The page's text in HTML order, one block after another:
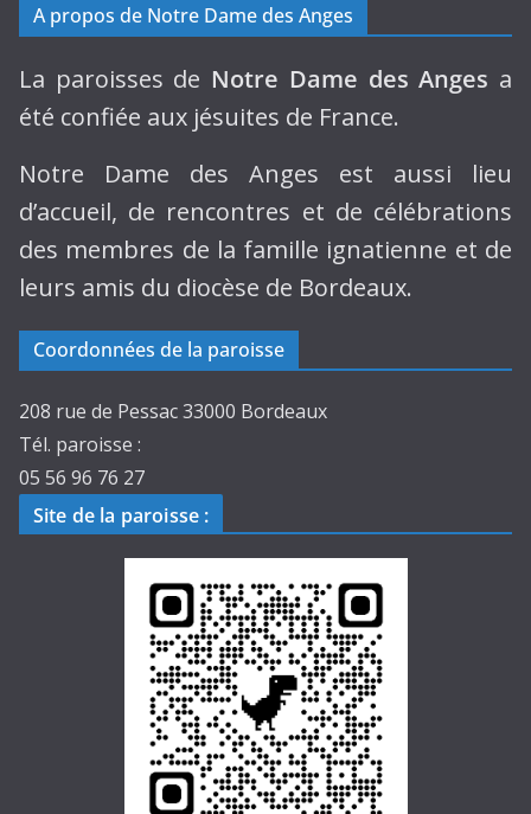
A propos de Notre Dame des Anges
La paroisses de Notre Dame des Anges a
été confiée aux jésuites de France.
Notre Dame des Anges est aussi lieu
d’accueil, de rencontres et de célébrations
des membres de la famille ignatienne et de
leurs amis du diocèse de Bordeaux.
Coordonnées de la paroisse
208 rue de Pessac 33000 Bordeaux
Tél. paroisse :
05 56 96 76 27
Site de la paroisse :